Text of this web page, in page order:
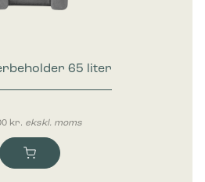
65 liter
ekskl. moms